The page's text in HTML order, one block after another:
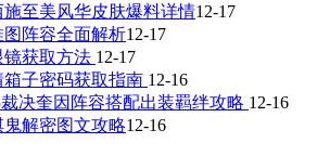
至美风华皮肤爆料详情12-17
阵容全面解析12-17
获取方法 12-17
子密码获取指南 12-16
决奎因阵容搭配出装羁绊攻略 12-16
解密图文攻略12-16